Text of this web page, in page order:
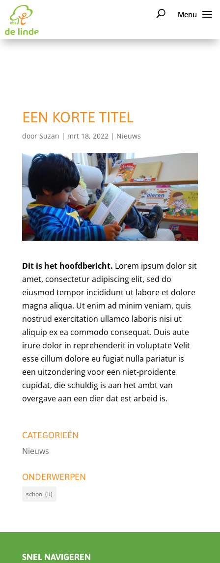
EEN KORTE TITEL
door Suzan | mrt 18, 2022| Nieuws
Dit is het hoofdbericht. Lorem ipsum dolor sit
amet, consectetur adipiscing elit, sed do
eiusmod tempor incididunt ut labore et dolore
magna aliqua. Ut enim ad minim veniam, quis
nostrud exercitation ullamco laboris nisi ut
aliquip ex ea commodo consequat. Duis aute
irure dolor in reprehenderit in voluptate Velit
esse cillum dolore eu fugiat nulla pariatur is
een uitzondering voor een niet-proidente
cupidat, die schuldig is aan het ambt van
overgave aan een dier dat est arbeid is.
CATEGORIEËN
Nieuws
ONDERWERPEN
school (3)
SNEL NAVIGEREN